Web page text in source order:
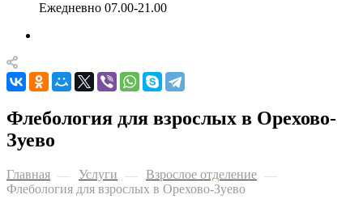
Ежедневно 07.00-21.00
Флебология для взрослых в Орехово-
Зуево
Главная — Услуги — Взрослое отделение —
Флебология для взрослых в Орехово-Зуево